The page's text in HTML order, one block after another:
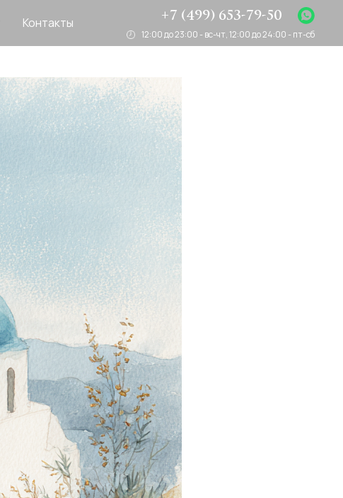
12:00 до 23:00 - вс-чт, 12:00 до 24:00 - пт-сб
+7 (499) 653-79-50
Контакты